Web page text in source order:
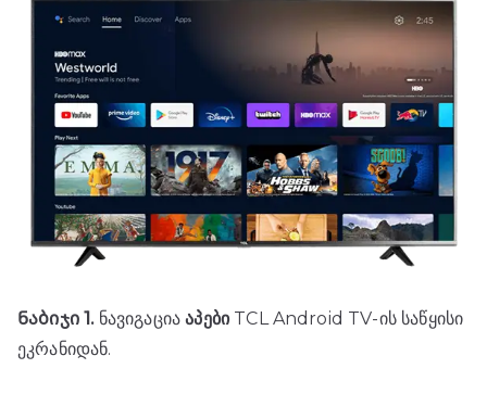
Ნაბიჯი 1.ნავიგაციააპებიTCL Android TV-ის საწყისი
ეკრანიდან.